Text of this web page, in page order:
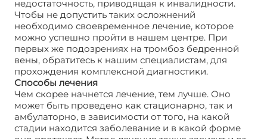
недостаточность, приводящая к инвалидности.
Чтобы не допустить таких осложнений
необходимо своевременное лечение, которое
можно успешно пройти в нашем центре. При
первых же подозрениях на тромбоз бедренной
вены, обратитесь к нашим специалистам, для
прохождения комплексной диагностики.
Способы лечения
Чем скорее начнется лечение, тем лучше. Оно
может быть проведено как стационарно, так и
амбулаторно, в зависимости от того, на какой
стадии находится заболевание и в какой форме